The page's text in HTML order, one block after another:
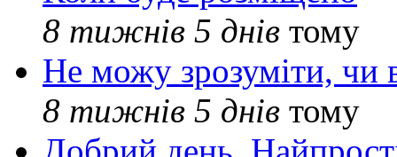
8 тижнів 5 днів тому
Не можу зрозуміти, чи
8 тижнів 5 днів тому